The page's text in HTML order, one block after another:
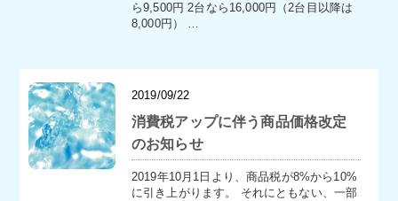
ら9,500円 2台なら16,000円（2台目以降は
8,000円） …
2019/09/22
消費税アップに伴う商品価格改定
のお知らせ
2019年10月1日より、商品税が8%から10%
に引き上がります。 それにともない、一部